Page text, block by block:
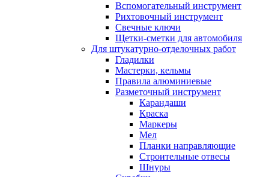
Вспомогательный инструмент
Рихтовочный инструмент
Свечные ключи
Щетки-сметки для автомобиля
Для штукатурно-отделочных работ
Гладилки
Мастерки, кельмы
Правила алюминиевые
Разметочный инструмент
Карандаши
Краска
Маркеры
Мел
Планки направляющие
Строительные отвесы
Шнуры